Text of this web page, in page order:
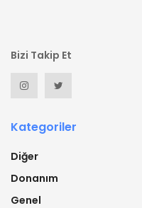
Bizi Takip Et
Kategoriler
Diğer
Donanım
Genel